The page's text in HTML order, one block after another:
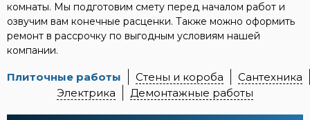
комнаты. Мы подготовим смету перед началом работ и
озвучим вам конечные расценки. Также можно оформить
ремонт в рассрочку по выгодным условиям нашей
компании.
Плиточные работы Стены и короба
Сантехника
Электрика
Демонтажные работы